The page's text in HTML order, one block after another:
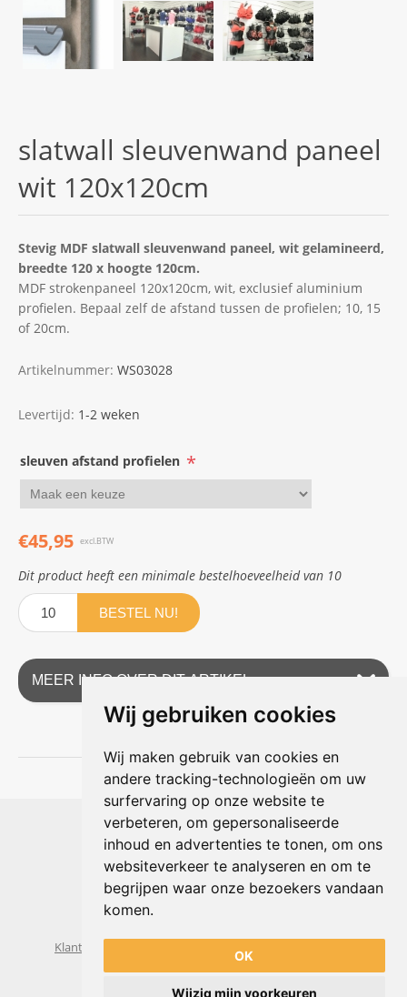
Wij gebruiken cookies
Wij maken gebruik van cookies en
andere tracking-technologieën om uw
surfervaring op onze website te
verbeteren, om gepersonaliseerde
inhoud en advertenties te tonen, om ons
websiteverkeer te analyseren en om te
begrijpen waar onze bezoekers vandaan
komen.
OK
Wijzig mijn voorkeuren
slatwall sleuvenwand paneel
wit 120x120cm
Stevig MDF slatwall sleuvenwand paneel, wit gelamineerd,
breedte 120 x hoogte 120cm.
MDF strokenpaneel 120x120cm, wit, exclusief aluminium
profielen. Bepaal zelf de afstand tussen de profielen; 10, 15
of 20cm.
Artikelnummer: WS03028
Levertijd: 1-2 weken
sleuven afstand profielen *
€45,95 excl.BTW
Dit product heeft een minimale bestelhoeveelheid van 10
BESTEL NU!
MEER INFO OVER DIT ARTIKEL
Shophouse online
Max Planckstraat 4
6716 BE Ede, Nederland
Telefoon:+31(0)318 618 121
E-mail: info@shophouse.nl
Geopend: ma t/m vr 09:00-17:00 uur
Klantenservice
Algemene voorwaarden